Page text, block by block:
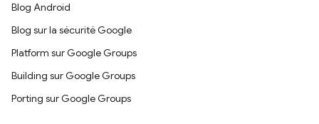
Blog Android
Blog sur la sécurité Google
Platform sur Google Groups
Building sur Google Groups
Porting sur Google Groups